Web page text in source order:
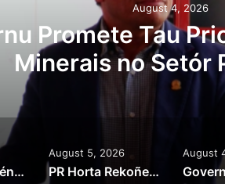
August 4, 2026
Promete Tau
Minerais no Setór
Kazu Transferénsia Osan Millaun 42 Husi Singapura, Advogadu Sei Halo Rekursu
August 5, 2026
PR Horta Rekoñese Timoroan Sira Iha Diáspora Nia Kontribuisaun
August